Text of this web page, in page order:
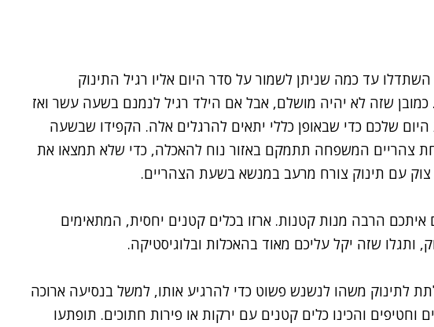
עד כמה שניתן לשמור על סדר היום אליו רגיל התינוק
כמובן שזה לא יהיה מושלם, אבל אם הילד רגיל לנמנם בשעה עשר ואז
שלכם כדי שבאופן כללי יתאים להרגלים אלה. הקפידו שבשעה
צהריים המשפחה תתמקם באזור נוח להאכלה, כדי שלא תמצאו את
עם תינוק צורח מרעב במנשא בשעת הצהריים.
הרבה מנות קטנות. ארזו בכלים קטנים יחסית, המתאימים
ותגלו שזה יקל עליכם מאוד בהאכלות ובלוגיסטיקה.
לתינוק משהו לנשנש פשוט כדי להרגיע אותו, למשל בנסיעה ארוכה
וחטיפים והכינו כלים קטנים עם ירקות או פירות חתוכים. תופתעו